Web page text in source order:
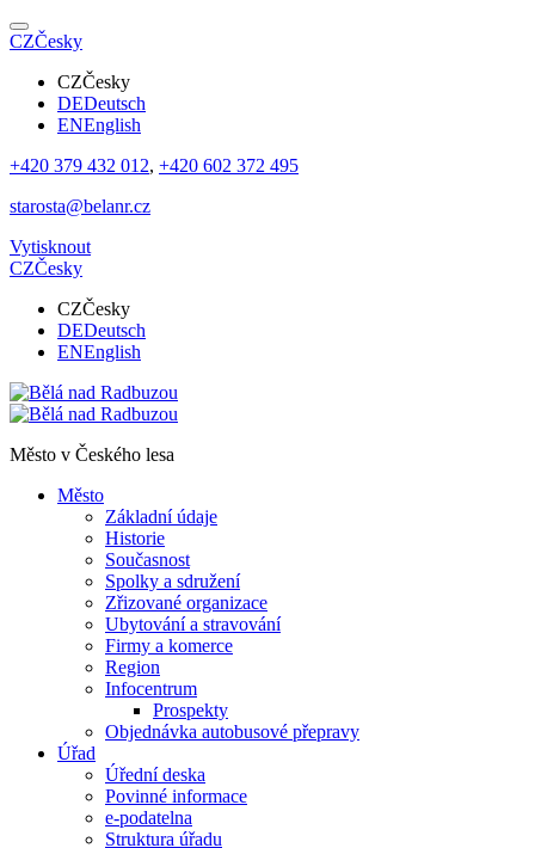
CZČesky
CZČesky
DEDeutsch
ENEnglish
+420 379 432 012, +420 602 372 495
starosta@belanr.cz
Vytisknout
CZČesky
CZČesky
DEDeutsch
ENEnglish
Město v Českého lesa
Město
Základní údaje
Historie
Současnost
Spolky a sdružení
Zřizované organizace
Ubytování a stravování
Firmy a komerce
Region
Infocentrum
Prospekty
Objednávka autobusové přepravy
Úřad
Úřední deska
Povinné informace
e-podatelna
Struktura úřadu